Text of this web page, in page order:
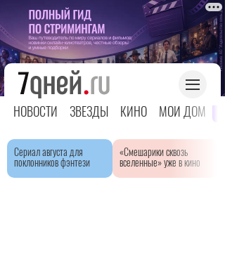
НОВОСТИ ЗВЕЗДЫ КИНО МОЙ ДОМ
Сериал августа для
поклонников фэнтези
«Смешарики сквозь
вселенные» уже в кино